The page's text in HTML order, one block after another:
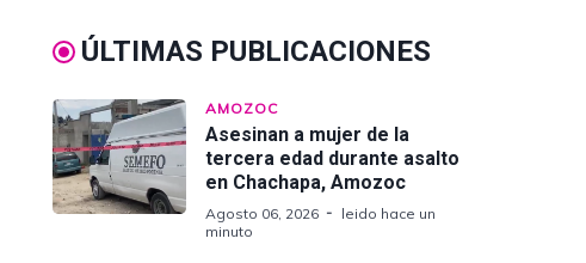
ÚLTIMAS PUBLICACIONES
AMOZOC
Asesinan a mujer de la
tercera edad durante asalto
en Chachapa, Amozoc
Agosto 06, 2026
leido hace un
minuto